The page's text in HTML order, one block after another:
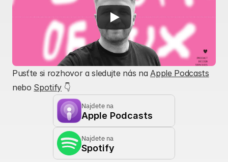
Pusťte si rozhovor a sledujte nás na Apple Podcasts
nebo Spotify 👇
Najdete na
Apple Podcasts
Najdete na
Spotify